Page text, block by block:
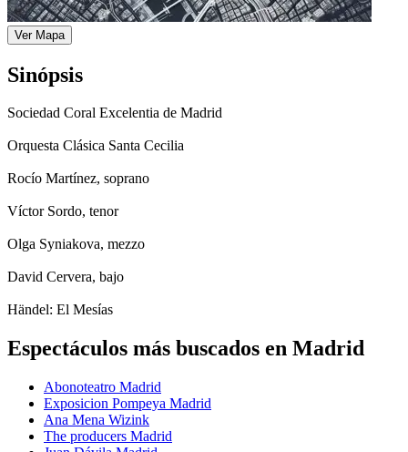
Ver Mapa
Sinópsis
Sociedad Coral Excelentia de Madrid
Orquesta Clásica Santa Cecilia
Rocío Martínez, soprano
Víctor Sordo, tenor
Olga Syniakova, mezzo
David Cervera, bajo
Händel: El Mesías
Espectáculos más buscados en Madrid
Abonoteatro Madrid
Exposicion Pompeya Madrid
Ana Mena Wizink
The producers Madrid